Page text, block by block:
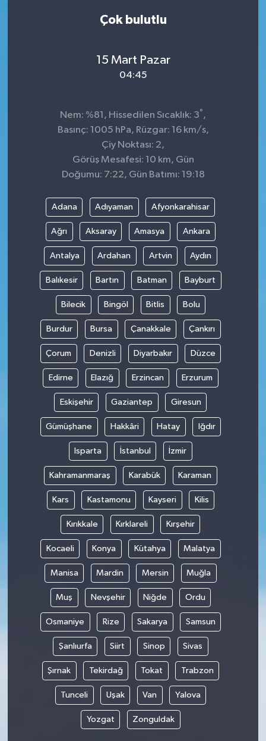
Çok bulutlu
15 Mart Pazar
04:45
Nem: %81, Hissedilen Sıcaklık: 3° ,
Basınç: 1005 hPa, Rüzgar: 16 km/s,
Çiy Noktası: 2,
Görüş Mesafesi: 10 km, Gün
Doğumu: 7:22, Gün Batımı: 19:18
Adana Adıyaman Afyonkarahisar
Ağrı Aksaray Amasya Ankara
Antalya Ardahan Artvin Aydın
Balıkesir Bartın Batman Bayburt
Bilecik Bingöl Bitlis Bolu
Burdur Bursa Çanakkale Çankırı
Çorum Denizli Diyarbakır Düzce
Edirne Elazığ Erzincan Erzurum
Eskişehir Gaziantep Giresun
Gümüşhane Hakkâri Hatay Iğdır
Isparta İstanbul İzmir
Kahramanmaraş Karabük Karaman
Kars Kastamonu Kayseri Kilis
Kırıkkale Kırklareli Kırşehir
Kocaeli Konya Kütahya Malatya
Manisa Mardin Mersin Muğla
Muş Nevşehir Niğde Ordu
Osmaniye Rize Sakarya Samsun
Şanlıurfa Siirt Sinop Sivas
Şırnak Tekirdağ Tokat Trabzon
Tunceli Uşak Van Yalova
Yozgat Zonguldak